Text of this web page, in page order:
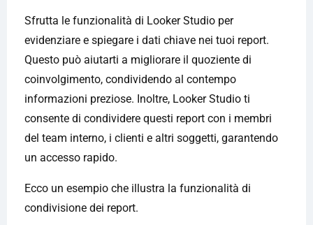
Sfrutta le funzionalità di Looker Studio per
evidenziare e spiegare i dati chiave nei tuoi report.
Questo può aiutarti a migliorare il quoziente di
coinvolgimento, condividendo al contempo
informazioni preziose. Inoltre, Looker Studio ti
consente di condividere questi report con i membri
del team interno, i clienti e altri soggetti, garantendo
un accesso rapido.
Ecco un esempio che illustra la funzionalità di
condivisione dei report.